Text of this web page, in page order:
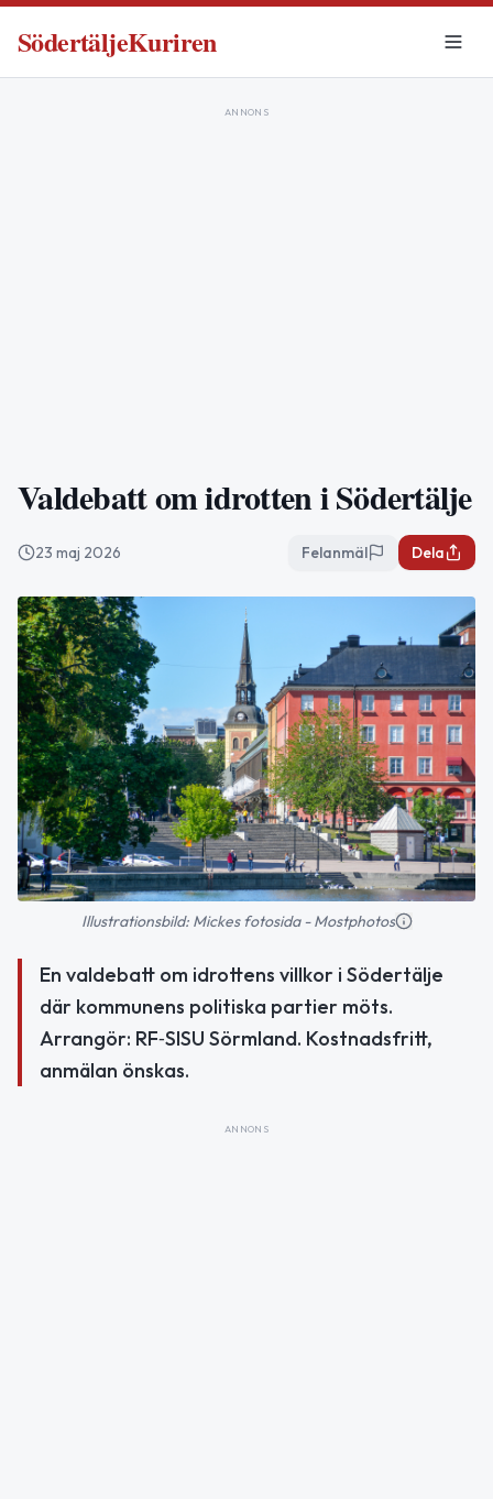
SödertäljeKuriren
ANNONS
Valdebatt om idrotten i Södertälje
23 maj 2026 Felanmäl Dela
Illustrationsbild: Mickes fotosida - Mostphotos
En valdebatt om idrottens villkor i Södertälje
där kommunens politiska partier möts.
Arrangör: RF‑SISU Sörmland. Kostnadsfritt,
anmälan önskas.
ANNONS